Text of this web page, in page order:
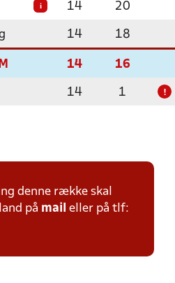
i 14 20
14 18
14 16
14 1 !
denne række skal
på mail eller på tlf: